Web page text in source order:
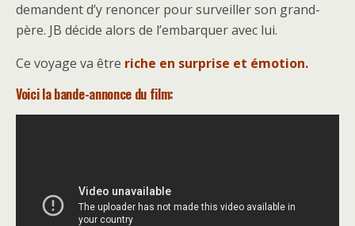
demandent d’y renoncer pour surveiller son grand-
père. JB décide alors de l’embarquer avec lui.
Ce voyage va être riche en surprise et émotion.
Voici la bande-annonce du film: